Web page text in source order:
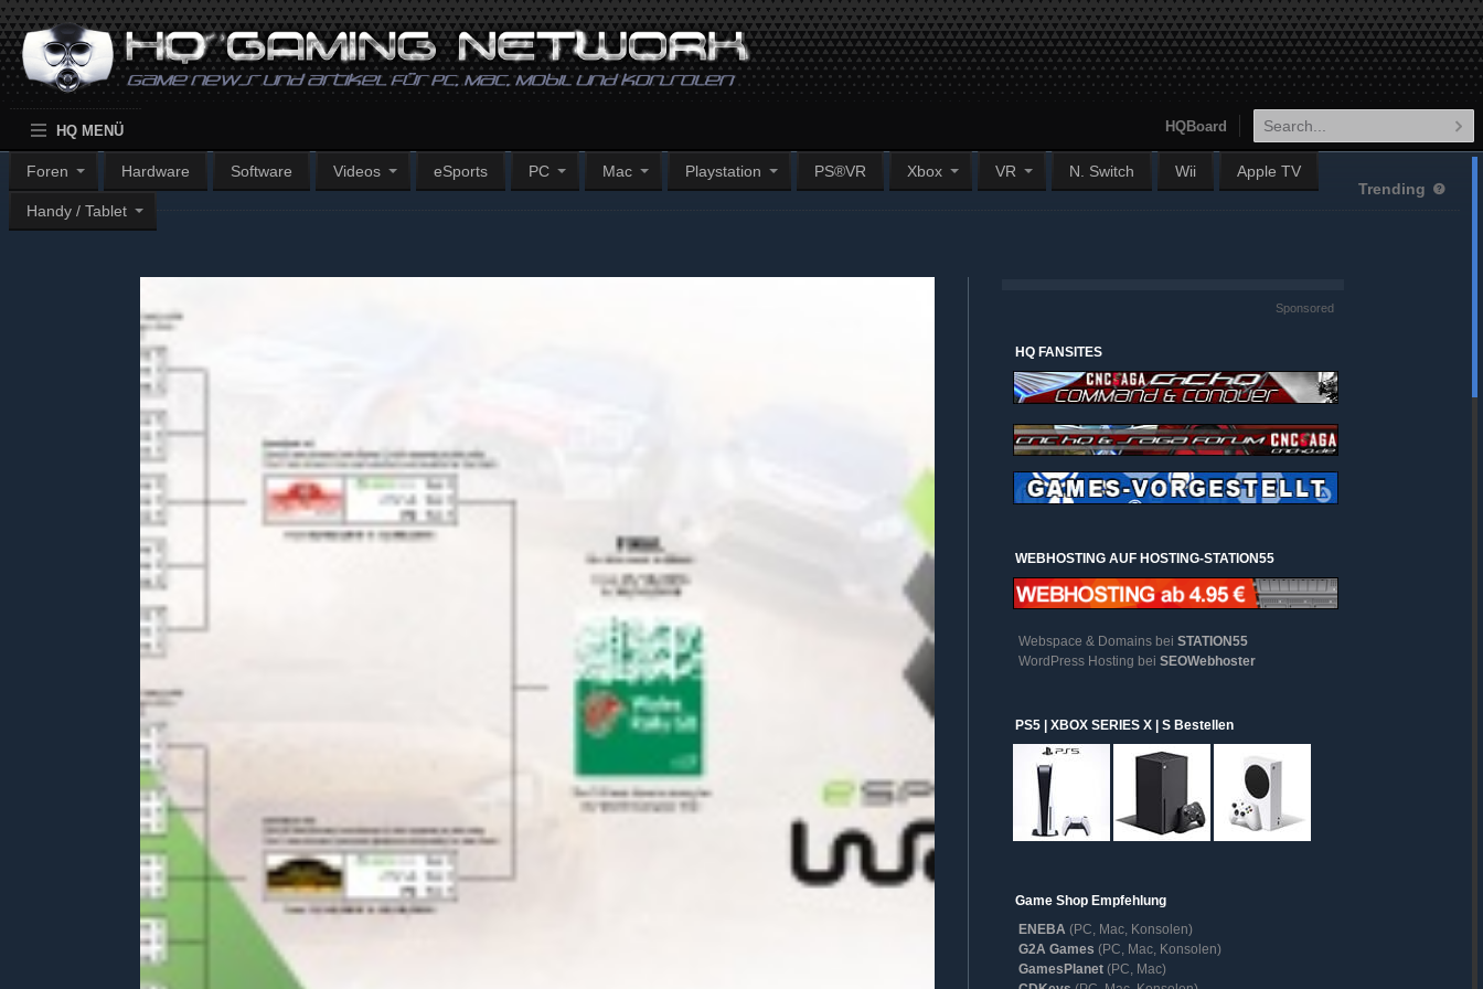
HQ MENÜ
Foren Hardware Software Videos eSports PC Mac Playstation PS®VR Xbox VR N. Switch Wii Apple TV
Handy / Tablet
HQBoard
Trending
Sponsored
HQ FANSITES
WEBHOSTING AUF HOSTING-STATION55
Webspace & Domains bei STATION55
WordPress Hosting bei SEOWebhoster
PS5 | XBOX SERIES X | S Bestellen
Game Shop Empfehlung
ENEBA (PC, Mac, Konsolen)
G2A Games (PC, Mac, Konsolen)
GamesPlanet(PC, Mac)